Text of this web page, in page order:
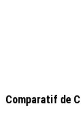
Comparatif de